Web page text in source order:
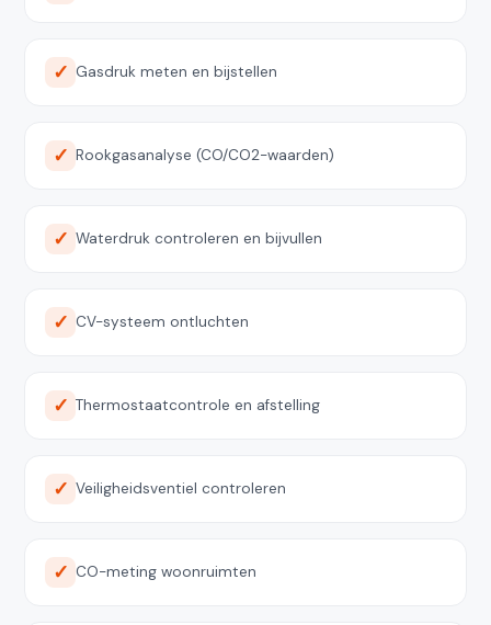
Gasdruk meten en bijstellen
Rookgasanalyse (CO/CO2-waarden)
Waterdruk controleren en bijvullen
CV-systeem ontluchten
Thermostaatcontrole en afstelling
Veiligheidsventiel controleren
CO-meting woonruimten